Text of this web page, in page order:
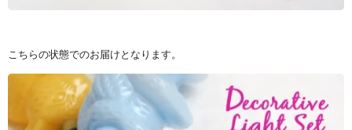
こちらの状態でのお届けとなります。